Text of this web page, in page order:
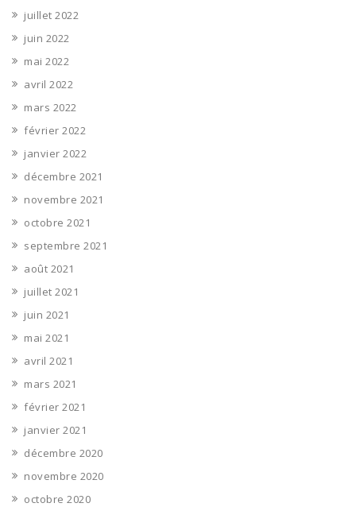
juillet 2022
juin 2022
mai 2022
avril 2022
mars 2022
février 2022
janvier 2022
décembre 2021
novembre 2021
octobre 2021
septembre 2021
août 2021
juillet 2021
juin 2021
mai 2021
avril 2021
mars 2021
février 2021
janvier 2021
décembre 2020
novembre 2020
octobre 2020